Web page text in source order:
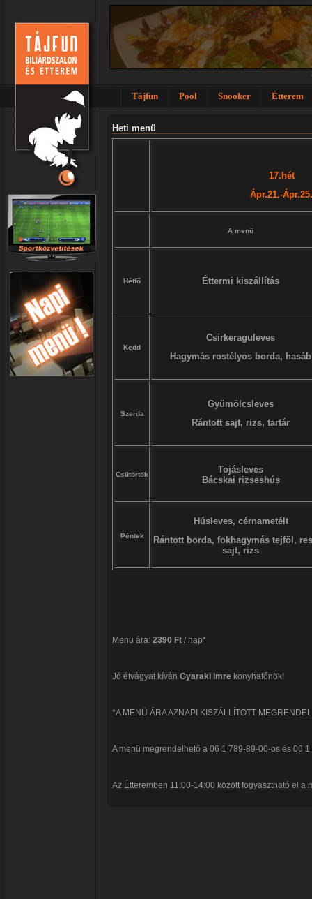
Tájfun Pool Snooker Étterem
Heti menü
17.hét
Ápr.21.-Ápr.25.
A menü
Hétfő Éttermi kiszállítás
Kedd
Csirkeraguleves
Hagymás rostélyos borda, hasáb
Szerda
Gyümölcsleves
Rántott sajt, rizs, tartár
Csütörtök
Tojásleves
Bácskai rizseshús
Péntek
Húsleves, cérnametélt
Rántott borda, fokhagymás tejföl,
sajt, rizs
Menü ára: 2390 Ft / nap*
Jó étvágyat kíván Gyaraki Imre konyhafőnök!
*A MENÜ ÁRA AZNAPI KISZÁLLÍTOTT
A menü megrendelhető a 06 1 789-89-00-os és 06
Az Étteremben 11:00-14:00 között fogyasztható el